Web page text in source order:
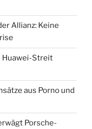
Allianz: Keine
Huawei-Streit
aus Porno und
Porsche-